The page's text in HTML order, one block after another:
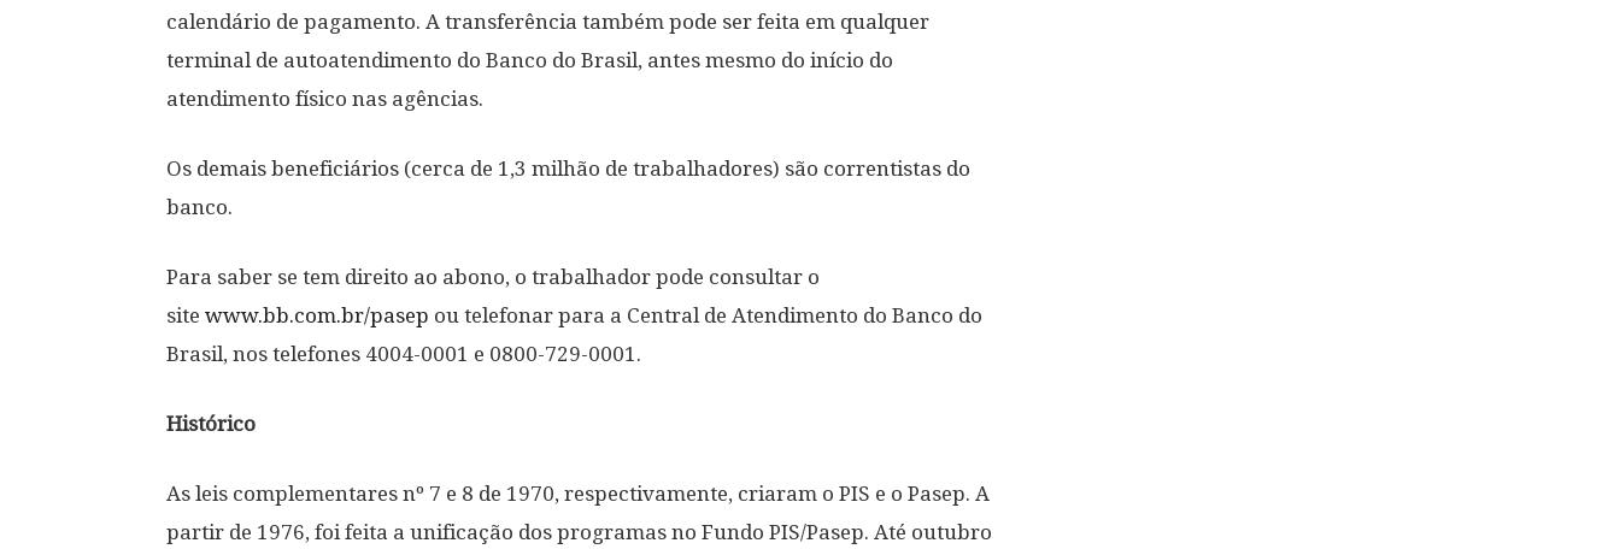
calendário de pagamento. A transferência também pode ser feita em qualquer
terminal de autoatendimento do Banco do Brasil, antes mesmo do início do
atendimento físico nas agências.
Os demais beneficiários (cerca de 1,3 milhão de trabalhadores) são correntistas do
banco.
Para saber se tem direito ao abono, o trabalhador pode consultar o
site www.bb.com.br/pasep ou telefonar para a Central de Atendimento do Banco do
Brasil, nos telefones 4004-0001 e 0800-729-0001.
Histórico
As leis complementares nº 7 e 8 de 1970, respectivamente, criaram o PIS e o Pasep. A
partir de 1976, foi feita a unificação dos programas no Fundo PIS/Pasep. Até outubro